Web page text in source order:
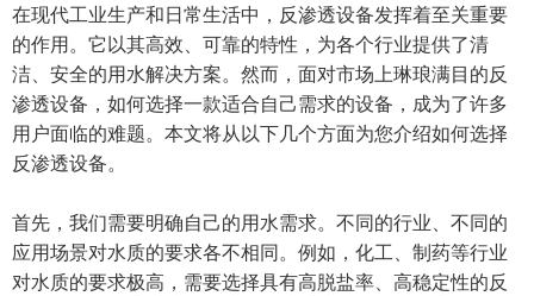
在现代工业生产和日常生活中，反渗透设备发挥着至关重要
的作用。它以其高效、可靠的特性，为各个行业提供了清
洁、安全的用水解决方案。然而，面对市场上琳琅满目的反
渗透设备，如何选择一款适合自己需求的设备，成为了许多
用户面临的难题。本文将从以下几个方面为您介绍如何选择
反渗透设备。
首先，我们需要明确自己的用水需求。不同的行业、不同的
应用场景对水质的要求各不相同。例如，化工、制药等行业
对水质的要求极高，需要选择具有高脱盐率、高稳定性的反